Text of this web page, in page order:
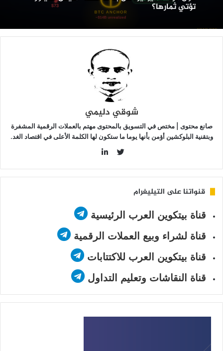
منذ
يونيو:
تؤتي ثمارها؟
شوقي دليمي
صانع محتوى | مختص في التسويق بالمحتوى مهتم بالعملات الرقمية المشفرة
وبتقنية البلوكشين أؤمن بأنها يوما ما ستكون لها الكلمة الأعلى في اقتصاد الغد.
قنواتنا على التيليغرام
قناة بيتكوين العرب الرئيسية
قناة لشراء وبيع العملات الرقمية
قناة بيتكوين العرب للاكتتابات
قناة النقاشات وتعليم التداول